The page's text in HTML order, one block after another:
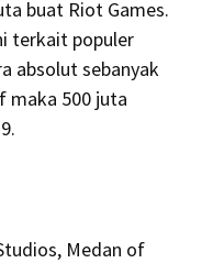
buat Riot Games.
terkait populer
absolut sebanyak
maka 500 juta
Medan of